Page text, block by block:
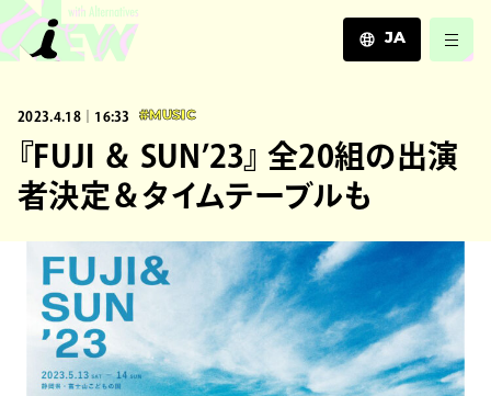
JA
ZH
2023.4.18｜16:33 #MUSIC
『FUJI ＆ SUN’23』 全20組の出演
者決定＆タイムテーブルも